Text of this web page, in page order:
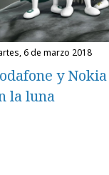
6 de marzo 2018
y
la luna